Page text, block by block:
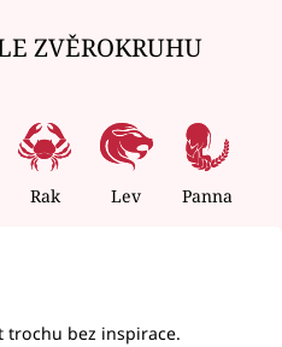
ZVĚROKRUHU
Rak Lev Panna
trochu bez inspirace.